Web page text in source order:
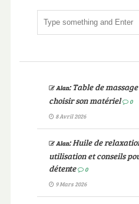
Alan: Table de
choisir son matériel
0
8 Avril 2026
Alan:Huile de
utilisation et conseils
détente
0
9 Mars 2026